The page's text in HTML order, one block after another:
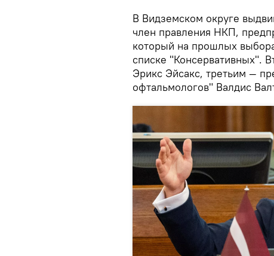
В Видземском округе
член правления НКП,
который на прошлых
списке "Консервативных".
Эрикс Эйсакс, третьим —
офтальмологов" Валдис